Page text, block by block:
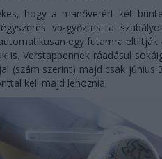
hogy a manőverért két
vb-győztes: a
egy futamra
is. Verstappennek ráadásul
(szám szerint) majd csak
kell majd lehoznia.